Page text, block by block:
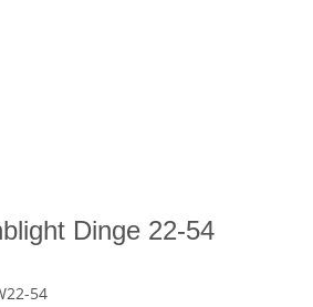
Dinge 22-54
54